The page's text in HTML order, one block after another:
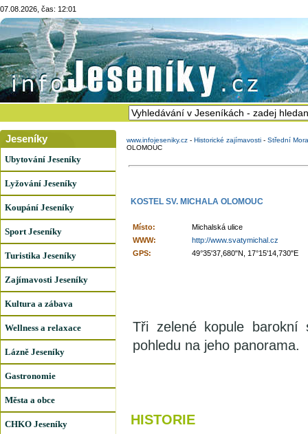
07.08.2026, čas: 12:01
Jeseníky
Ubytování Jeseníky
Lyžování Jeseníky
Koupání Jeseníky
Sport Jeseníky
Turistika Jeseníky
Zajímavosti Jeseníky
Kultura a zábava
Wellness a relaxace
Lázně Jeseníky
Gastronomie
Města a obce
CHKO Jeseníky
www.infojeseniky.cz - Historické zajímavosti - Střední
OLOMOUC
KOSTEL SV. MICHALA OLOMOUC
Místo:
Michalská ulice
WWW:
http://www.svatymichal.cz
GPS:
49°35'37,680"N, 17°15'14,730"E
Tři zelené kopule barokní
pohledu na jeho panorama.
HISTORIE